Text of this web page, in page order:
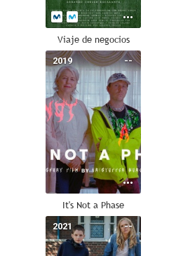
Viaje de negocios
--
2019
It's Not a Phase
--
2021